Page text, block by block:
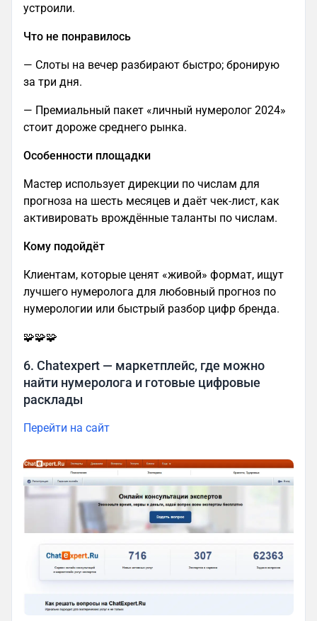
устроили.
Что не понравилось
— Слоты на вечер разбирают быстро; бронирую
за три дня.
— Премиальный пакет «личный нумеролог 2024»
стоит дороже среднего рынка.
Особенности площадки
Мастер использует дирекции по числам для
прогноза на шесть месяцев и даёт чек-лист, как
активировать врождённые таланты по числам.
Кому подойдёт
Клиентам, которые ценят «живой» формат, ищут
лучшего нумеролога для любовный прогноз по
нумерологии или быстрый разбор цифр бренда.
🧩🧩🧩
6. Chatexpert — маркетплейс, где можно
найти нумеролога и готовые цифровые
расклады
Перейти на сайт